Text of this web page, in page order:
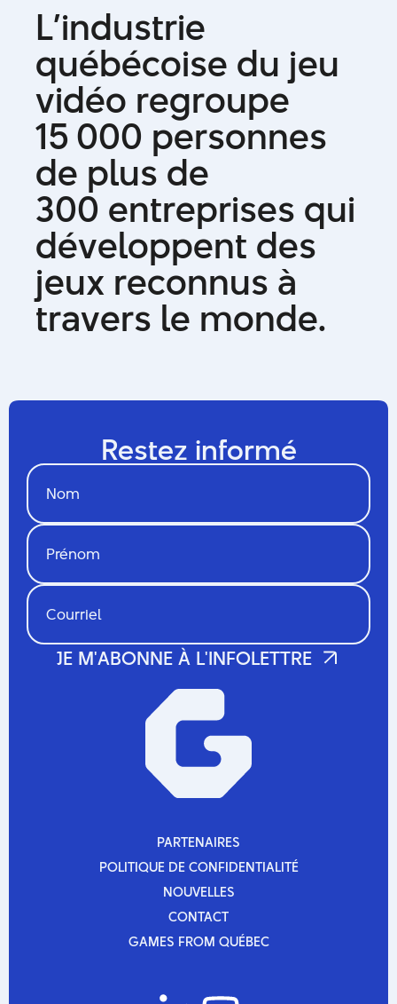
L’industrie
québécoise du jeu
vidéo regroupe
15000 personnes
de plusde
300 entreprises qui
développent des
jeux reconnus à
travers le monde.
Restez informé
PARTENAIRES
PARTENAIRES
POLITIQUE DE CONFIDENTIALITÉ
POLITIQUE DE CONFIDENTIALITÉ
NOUVELLES
NOUVELLES
CONTACT
CONTACT
GAMES FROM QUÉBEC